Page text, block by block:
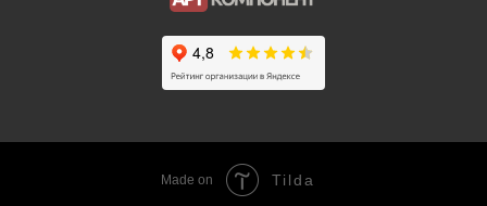
Made on Tilda